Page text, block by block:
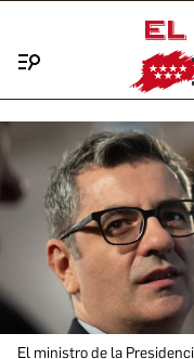
El ministro de la